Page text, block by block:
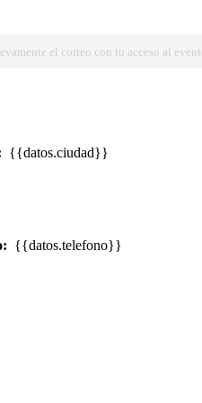
el correo con tu acceso al
{{datos.ciudad}}
{{datos.telefono}}